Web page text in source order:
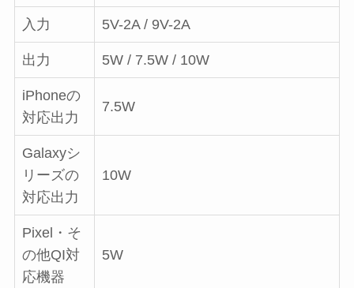
入力 5V-2A / 9V-2A
出力 5W / 7.5W / 10W
iPhoneの
対応出力
7.5W
Galaxyシ
リーズの
対応出力
10W
Pixel・そ
の他QI対
応機器
5W